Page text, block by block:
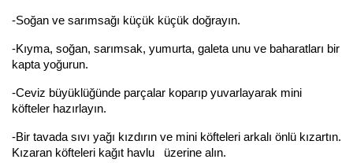
-Soğan ve sarımsağı küçük küçük doğrayın.
-Kıyma, soğan, sarımsak, yumurta, galeta unu ve baharatları bir
kapta yoğurun.
-Ceviz büyüklüğünde parçalar koparıp yuvarlayarak mini
köfteler hazırlayın.
-Bir tavada sıvı yağı kızdırın ve mini köfteleri arkalı önlü kızartın.
Kızaran köfteleri kağıt havlu üzerine alın.